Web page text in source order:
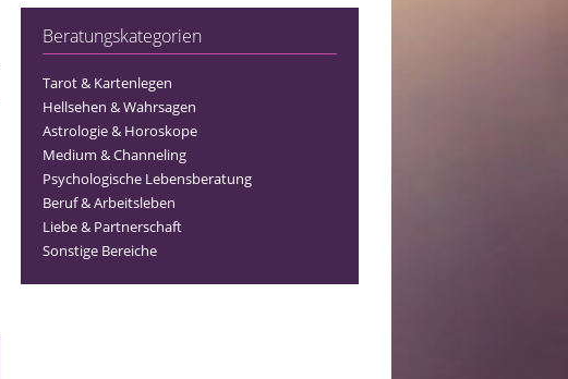
Beratungskategorien
Tarot & Kartenlegen
Hellsehen & Wahrsagen
Astrologie & Horoskope
Medium & Channeling
Psychologische Lebensberatung
Beruf & Arbeitsleben
Liebe & Partnerschaft
Sonstige Bereiche